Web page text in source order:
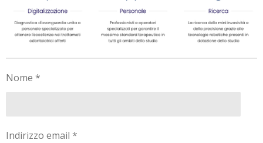
Nome *
Indirizzo email *